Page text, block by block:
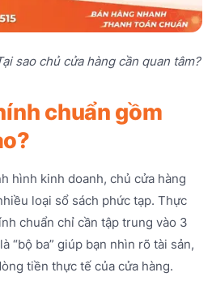
sao chủ cửa hàng cần quan tâm?
chuẩn gồm
hình kinh doanh, chủ cửa hàng
loại sổ sách phức tạp. Thực
chuẩn chỉ cần tập trung vào 3
“bộ ba” giúp bạn nhìn rõ tài sản,
tiền thực tế của cửa hàng.